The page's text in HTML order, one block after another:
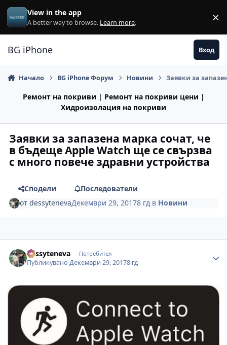
Премини към съдържанието
View in the app
A better way to browse. Learn more. ×
BG iPhone Вход
Начало BG iPhone Форум Новини Заявки за
Ремонт на покриви | Ремонт на покриви цени |
Хидроизолация на покриви
Заявки за запазена марка сочат, че
в бъдеще Apple Watch ще се свързва
с много повече здравни устройства
Сподели
Последователи
отdessytenevaДекември 29, 20178 гд в Новини
dessyteneva Потребител
ПубликуваноДекември 29, 20178 гд